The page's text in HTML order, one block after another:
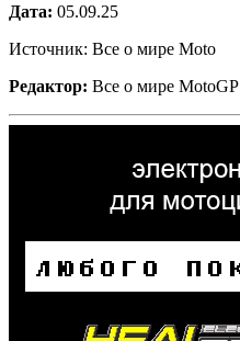
Дата: 05.09.25
Источник: Все о мире Moto
Редактор: Все о мире MotoGP